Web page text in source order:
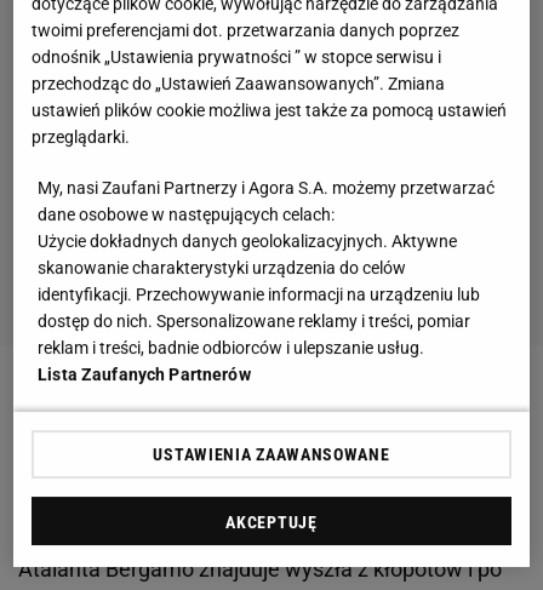
i mówił: Pan Romanowski wam dopłaci...
Atalanta Bergamo znajduje wyszła z kłopotów i po
twoimi preferencjami dot. przetwarzania danych poprzez
odnośnik „Ustawienia prywatności ” w stopce serwisu i
przechodząc do „Ustawień Zaawansowanych”. Zmiana
ustawień plików cookie możliwa jest także za pomocą ustawień
przeglądarki.
My, nasi Zaufani Partnerzy i Agora S.A. możemy przetwarzać
dane osobowe w następujących celach:
Użycie dokładnych danych geolokalizacyjnych. Aktywne
skanowanie charakterystyki urządzenia do celów
identyfikacji. Przechowywanie informacji na urządzeniu lub
dostęp do nich. Spersonalizowane reklamy i treści, pomiar
reklam i treści, badnie odbiorców i ulepszanie usług.
Lista Zaufanych Partnerów
USTAWIENIA ZAAWANSOWANE
AKCEPTUJĘ